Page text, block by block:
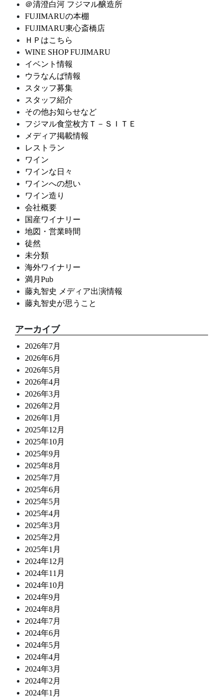
＠清澄白河 フジマル醸造所
FUJIMARUの本棚
FUJIMARU東心斎橋店
ＨＰはこちら
WINE SHOP FUJIMARU
イベント情報
ウラなんば情報
スタッフ募集
スタッフ紹介
その他お知らせなど
フジマル食堂枚方Ｔ－ＳＩＴＥ
メディア掲載情報
レストラン
ワイン
ワインな日々
ワインへの想い
ワイン造り
会社概要
国産ワイナリー
地図・営業時間
徒然
未分類
海外ワイナリー
満月Pub
藤丸智史 メディア出演情報
藤丸智史が思うこと
アーカイブ
2026年7月
2026年6月
2026年5月
2026年4月
2026年3月
2026年2月
2026年1月
2025年12月
2025年10月
2025年9月
2025年8月
2025年7月
2025年6月
2025年5月
2025年4月
2025年3月
2025年2月
2025年1月
2024年12月
2024年11月
2024年10月
2024年9月
2024年8月
2024年7月
2024年6月
2024年5月
2024年4月
2024年3月
2024年2月
2024年1月